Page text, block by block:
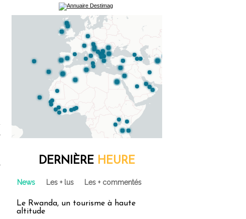
DERNIÈRE HEURE
News Les + lus Les + commentés
Le Rwanda, un tourisme à haute
altitude